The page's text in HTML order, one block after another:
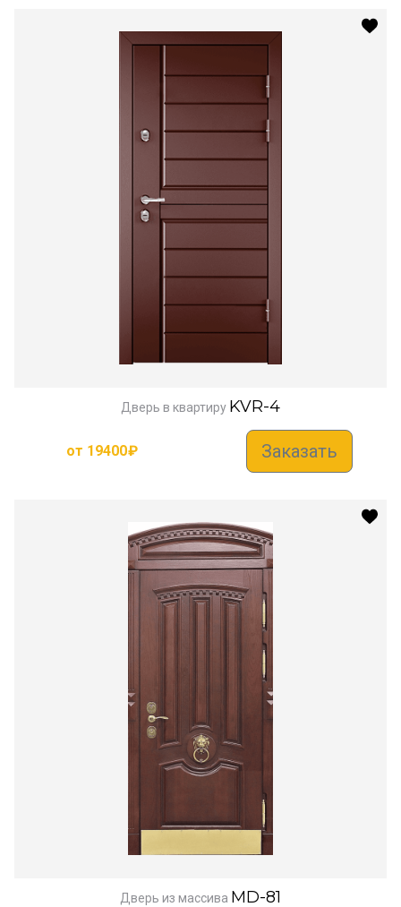
Дверь в квартиру KVR-4
от 19400₽ Заказать
Дверь из массива MD-81